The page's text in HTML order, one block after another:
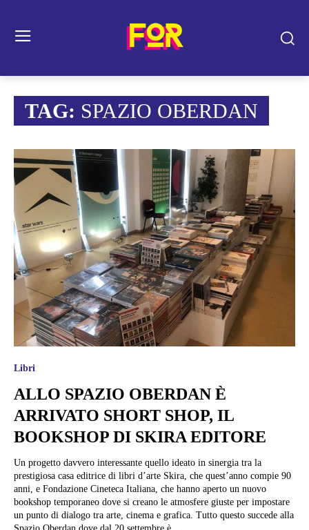
TAG: SPAZIO OBERDAN
Libri
ALLO SPAZIO OBERDAN È
ARRIVATO SHORT SHOP, IL
BOOKSHOP DI SKIRA EDITORE
Un progetto davvero interessante quello ideato in sinergia tra la
prestigiosa casa editrice di libri d’arte Skira, che quest’anno compie 90
anni, e Fondazione Cineteca Italiana, che hanno aperto un nuovo
bookshop temporaneo dove si creano le atmosfere giuste per impostare
un punto di dialogo tra arte, cinema e grafica. Tutto questo succede alla